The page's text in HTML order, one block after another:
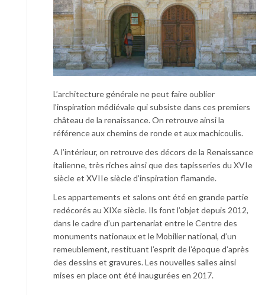
L’architecture générale ne peut faire oublier
l’inspiration médiévale qui subsiste dans ces premiers
château de la renaissance. On retrouve ainsi la
référence aux chemins de ronde et aux machicoulis.
A l’intérieur, on retrouve des décors de la Renaissance
italienne, très riches ainsi que des tapisseries du XVIe
siècle et XVIIe siècle d’inspiration flamande.
Les appartements et salons ont été en grande partie
redécorés au XIXe siècle. Ils font l’objet depuis 2012,
dans le cadre d’un partenariat entre le Centre des
monuments nationaux et le Mobilier national, d’un
remeublement, restituant l’esprit de l’époque d’après
des dessins et gravures. Les nouvelles salles ainsi
mises en place ont été inaugurées en 2017.